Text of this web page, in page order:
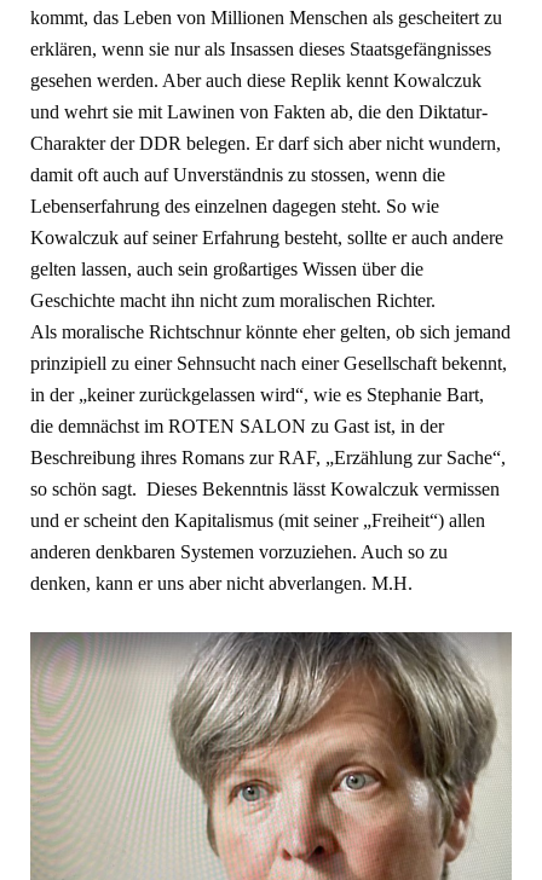
kommt, das Leben von Millionen Menschen als gescheitert zu
erklären, wenn sie nur als Insassen dieses Staatsgefängnisses
gesehen werden. Aber auch diese Replik kennt Kowalczuk
und wehrt sie mit Lawinen von Fakten ab, die den Diktatur-
Charakter der DDR belegen. Er darf sich aber nicht wundern,
damit oft auch auf Unverständnis zu stossen, wenn die
Lebenserfahrung des einzelnen dagegen steht. So wie
Kowalczuk auf seiner Erfahrung besteht, sollte er auch andere
gelten lassen, auch sein großartiges Wissen über die
Geschichte macht ihn nicht zum moralischen Richter.
Als moralische Richtschnur könnte eher gelten, ob sich jemand
prinzipiell zu einer Sehnsucht nach einer Gesellschaft bekennt,
in der „keiner zurückgelassen wird“, wie es Stephanie Bart,
die demnächst im ROTEN SALON zu Gast ist, in der
Beschreibung ihres Romans zur RAF, „Erzählung zur Sache“,
so schön sagt. Dieses Bekenntnis lässt Kowalczuk vermissen
und er scheint den Kapitalismus (mit seiner „Freiheit“) allen
anderen denkbaren Systemen vorzuziehen. Auch so zu
denken, kann er uns aber nicht abverlangen. M.H.